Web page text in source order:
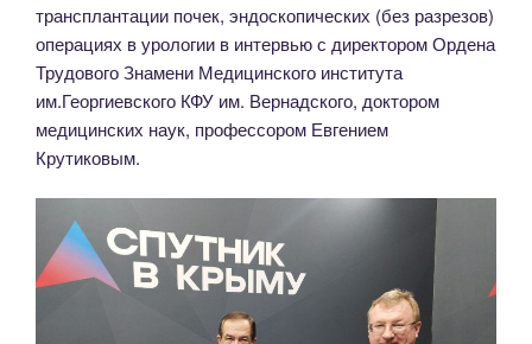
трансплантации почек, эндоскопических (без разрезов)
операциях в урологии в интервью с директором Ордена
Трудового Знамени Медицинского института
им.Георгиевского КФУ им. Вернадского, доктором
медицинских наук, профессором Евгением
Крутиковым.